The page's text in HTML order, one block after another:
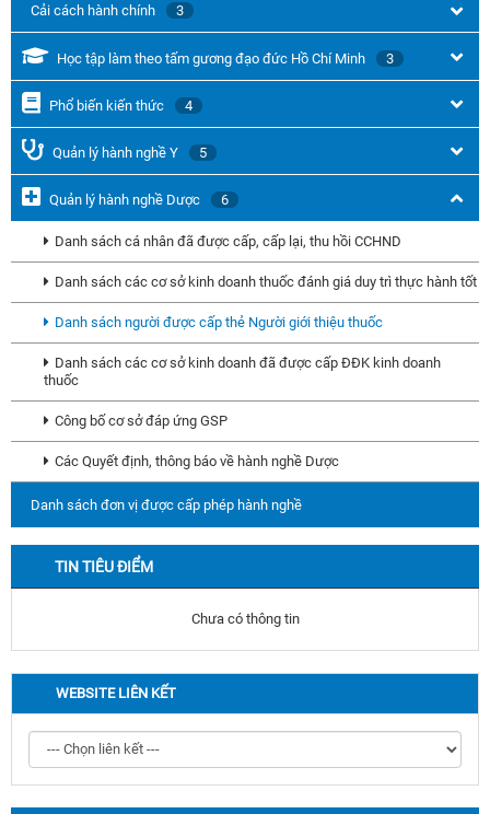
Cải cách hành chính 3
Học tập làm theo tấm gương đạo đức Hồ Chí Minh 3
Phổ biến kiến thức 4
Quản lý hành nghề Y 5
Quản lý hành nghề Dược 6
Danh sách cá nhân đã được cấp, cấp lại, thu hồi CCHND
Danh sách các cơ sở kinh doanh thuốc đánh giá duy trì thực hành tốt
Danh sách người được cấp thẻ Người giới thiệu thuốc
Danh sách các cơ sở kinh doanh đã được cấp ĐĐK kinh doanh
thuốc
Công bố cơ sở đáp ứng GSP
Các Quyết định, thông báo về hành nghề Dược
Danh sách đơn vị được cấp phép hành nghề
TIN TIÊU ĐIỂM
Chưa có thông tin
WEBSITE LIÊN KẾT